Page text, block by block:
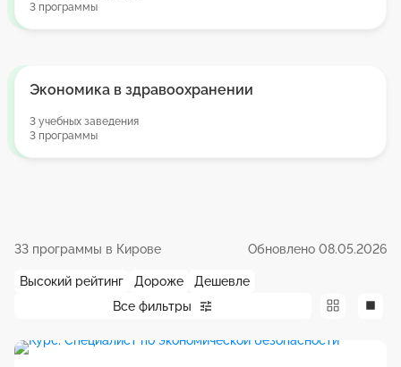
3 программы
Экономика в здравоохранении
3 учебных заведения
3 программы
33 программы в Кирове Обновлено 08.05.2026
Все фильтры
Высокий рейтинг Дороже Дешевле